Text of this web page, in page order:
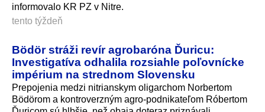
informovalo KR PZ v Nitre.
tento týždeň
Bödör stráži revír agrobaróna Ďuricu:
Investigatíva odhalila rozsiahle poľovnícke
impérium na strednom Slovensku
Prepojenia medzi nitrianskym oligarchom Norbertom
Bödörom a kontroverzným agro-podnikateľom Róbertom